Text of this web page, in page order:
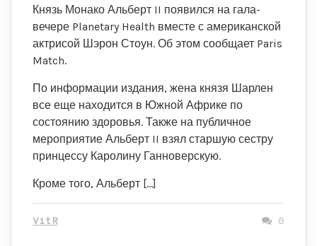
Князь Монако Альберт II появился на гала-
вечере Planetary Health вместе с американской
актрисой Шэрон Стоун. Об этом сообщает Paris
Match.
По информации издания, жена князя Шарлен
все еще находится в Южной Африке по
состоянию здоровья. Также на публичное
мероприятие Альберт II взял старшую сестру
принцессу Каролину Ганноверскую.
Кроме того, Альберт […]
VitR 0